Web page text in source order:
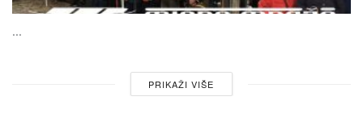
...
PRIKAŽI VIŠE